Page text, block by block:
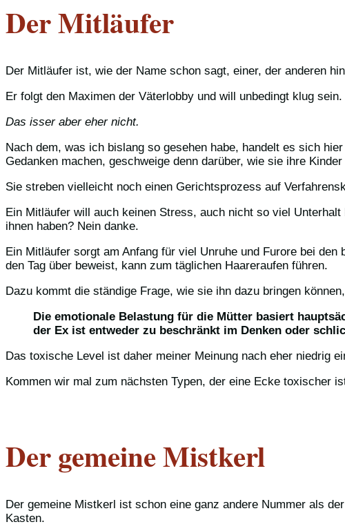
Der Mitläufer
Der Mitläufer ist, wie der Name schon sagt, einer, der anderen
Er folgt den Maximen der Väterlobby und will unbedingt klug sein.
Das isser aber eher nicht.
Nach dem, was ich bislang so gesehen habe, handelt es sich
Gedanken machen, geschweige denn darüber, wie sie ihre
Sie streben vielleicht noch einen Gerichtsprozess auf
Ein Mitläufer will auch keinen Stress, auch nicht so viel
ihnen haben? Nein danke.
Ein Mitläufer sorgt am Anfang für viel Unruhe und Furore bei den
den Tag über beweist, kann zum täglichen Haareraufen führen.
Dazu kommt die ständige Frage, wie sie ihn dazu bringen
Die emotionale Belastung für die Mütter basiert
der Ex ist entweder zu beschränkt im Denken oder
Das toxische Level ist daher meiner Meinung nach eher niedrig
Kommen wir mal zum nächsten Typen, der eine Ecke toxischer
Der gemeine Mistkerl
Der gemeine Mistkerl ist schon eine ganz andere Nummer als
Kasten.